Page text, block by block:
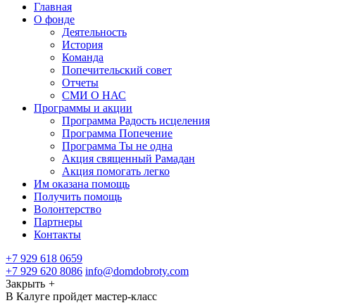
Главная
О фонде
Деятельность
История
Команда
Попечительский совет
Отчеты
СМИ О НАС
Программы и акции
Программа Радость исцеления
Программа Попечение
Программа Ты не одна
Акция священный Рамадан
Акция помогать легко
Им оказана помощь
Получить помощь
Волонтерство
Партнеры
Контакты
+7 929 618 0659
+7 929 620 8086 info@domdobroty.com
Закрыть +
В Калуге пройдет мастер-класс